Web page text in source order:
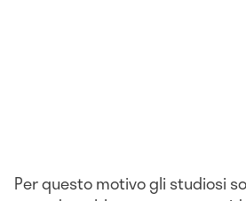
Per questo motivo gli studiosi